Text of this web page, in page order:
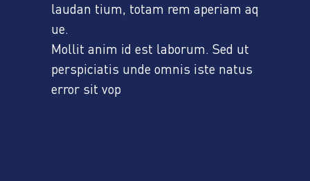
laudan tium, totam rem aperiam aq
ue.
Mollit anim id est laborum. Sed ut
perspiciatis unde omnis iste natus
error sit vop